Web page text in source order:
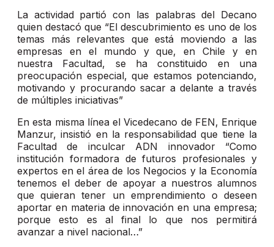
La actividad partió con las palabras del Decano
quien destacó que “El descubrimiento es uno de los
temas más relevantes que está moviendo a las
empresas en el mundo y que, en Chile y en
nuestra Facultad, se ha constituido en una
preocupación especial, que estamos potenciando,
motivando y procurando sacar a delante a través
de múltiples iniciativas”
En esta misma línea el Vicedecano de FEN, Enrique
Manzur, insistió en la responsabilidad que tiene la
Facultad de inculcar ADN innovador “Como
institución formadora de futuros profesionales y
expertos en el área de los Negocios y la Economía
tenemos el deber de apoyar a nuestros alumnos
que quieran tener un emprendimiento o deseen
aportar en materia de innovación en una empresa;
porque esto es al final lo que nos permitirá
avanzar a nivel nacional…”